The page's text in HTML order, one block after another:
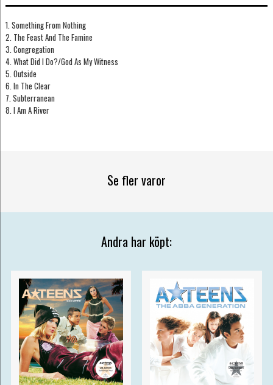
1. Something From Nothing
2. The Feast And The Famine
3. Congregation
4. What Did I Do?/God As My Witness
5. Outside
6. In The Clear
7. Subterranean
8. I Am A River
Se fler varor
Andra har köpt: